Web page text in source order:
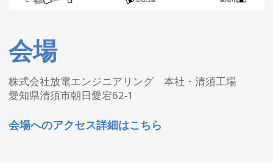
会場
株式会社放電エンジニアリング 本社・清須工場
愛知県清須市朝日愛宕62-1
会場へのアクセス詳細はこちら